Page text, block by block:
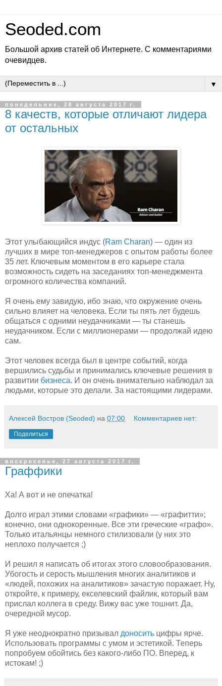
Seoded.com
Большой архив статей об Интернете. С комментариями
очевидцев.
▼
понедельник, 28 августа 2017 г.
8 качеств, которые отличают лидера
от остальных
Этот улыбающийся индус (Ram Charan) — один из
лучших в мире топ-менеджеров c опытом работы более
35 лет. Ключевым моментом в его карьере стала
возможность сидеть на заседаниях топ-менеджмента
огромного количества компаний.
Я очень ему завидую, ибо знаю, что окружение очень
сильно влияет на человека. Если ты пять лет будешь
общаться с одними неудачниками — ты станешь
неудачником. Если с миллионерами — продолжай идею
сам.
Этот человек всегда был в центре событий, когда
вершились судьбы и принимались ключевые решения в
развитии бизнеса. И он очень внимательно наблюдал за
людьми, которые это делали. За настоящими лидерами.
Алексей Востров (Seoded) на 07:00 Комментариев нет:
Поделиться
воскресенье, 27 августа 2017 г.
Граффики
Ха! А вот и не опечатка!
Долго играл этими словами «графики» — «графитти»;
конечно, они однокоренные. Все эти греческие «графо».
Только итальянцы немного стилизовали (у них это
неплохо получается ;)
И решил я написать об итогах этого словообразования.
Убогость и серость мышления многих аналитиков и
«людей, похожих на аналитиков» зачастую поражает. Ну,
откройте, к примеру, екселевский файлик, который вам
прислал коллега в среду. Вижу вас уже тошнит. Да,
очередной мусор.
Я уже неоднократно призывал доносить цифры ярче.
Использовать программы с умом и эстетикой. Теперь
попробуем обойтись без какого-либо ПО. Вперед, к
истокам! ;)